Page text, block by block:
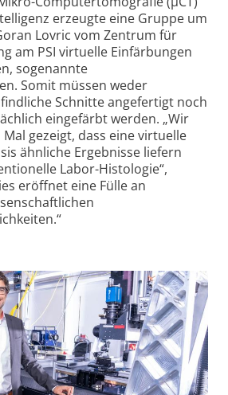
erzeugte eine Gruppe um
Lovric vom Zentrum für
am PSI virtuelle Einfärbungen
sogenannte
Somit müssen weder
Schnitte angefertigt noch
eingefärbt werden. „Wir
gezeigt, dass eine virtuelle
ähnliche Ergebnisse liefern
Labor-Histologie“,
eröffnet eine Fülle an